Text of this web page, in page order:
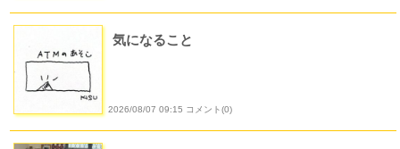
気になること
2026/08/07 09:15 コメント(0)